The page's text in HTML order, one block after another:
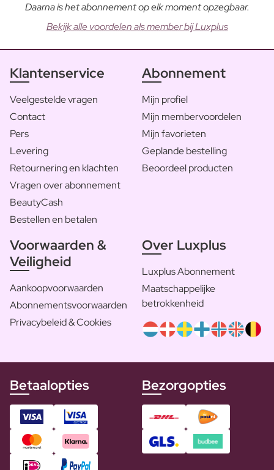
Daarna is het abonnement op elk moment opzegbaar.
Bekijk alle voordelen als member bij Luxplus
Klantenservice
Veelgestelde vragen
Contact
Pers
Levering
Retournering en klachten
Vragen over abonnement
BeautyCash
Bestellen en betalen
Abonnement
Mijn profiel
Mijn membervoordelen
Mijn favorieten
Geplande bestelling
Beoordeel producten
Voorwaarden &
Veiligheid
Aankoopvoorwaarden
Abonnementsvoorwaarden
Privacybeleid & Cookies
Over Luxplus
Luxplus Abonnement
Maatschappelijke
betrokkenheid
Betaalopties Bezorgopties